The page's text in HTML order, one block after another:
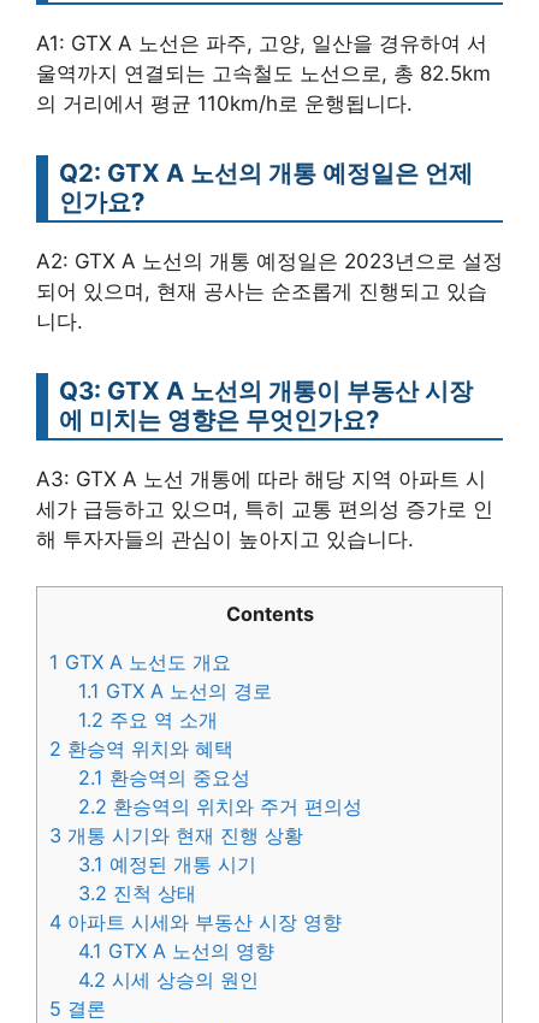
A1: GTX A 노선은 파주, 고양, 일산을 경유하여 서
울역까지 연결되는 고속철도 노선으로, 총 82.5km
의 거리에서 평균 110km/h로 운행됩니다.
Q2: GTX A 노선의 개통 예정일은 언제
인가요?
A2: GTX A 노선의 개통 예정일은 2023년으로 설정
되어 있으며, 현재 공사는 순조롭게 진행되고 있습
니다.
Q3: GTX A 노선의 개통이 부동산 시장
에 미치는 영향은 무엇인가요?
A3: GTX A 노선 개통에 따라 해당 지역 아파트 시
세가 급등하고 있으며, 특히 교통 편의성 증가로 인
해 투자자들의 관심이 높아지고 있습니다.
Contents
1 GTX A 노선도 개요
1.1 GTX A 노선의 경로
1.2 주요 역 소개
2 환승역 위치와 혜택
2.1 환승역의 중요성
2.2 환승역의 위치와 주거 편의성
3 개통 시기와 현재 진행 상황
3.1 예정된 개통 시기
3.2 진척 상태
4 아파트 시세와 부동산 시장 영향
4.1 GTX A 노선의 영향
4.2 시세 상승의 원인
5 결론